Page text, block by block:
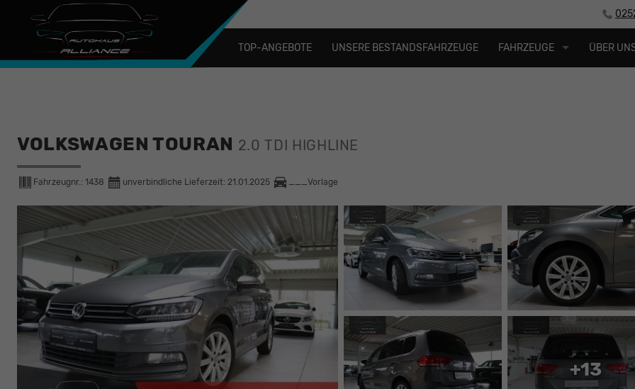
TOP-ANGEBOTE UNSERE BESTANDSFAHRZEUGE FAHRZEUGE ÜBER
VOLKSWAGEN TOURAN 2.0 TDI HIGHLINE
Fahrzeugnr.: 1438 unverbindliche Lieferzeit: 21.01.2025 ___Vorlage
+13